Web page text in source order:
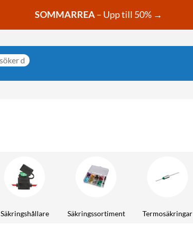
SOMMARREA– Upp till 50% →
Säkringshållare Säkringssortiment Termosäkringar